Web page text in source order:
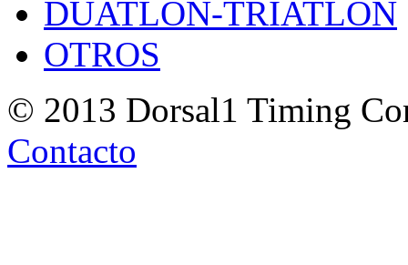
DUATLON-TRIATLON
OTROS
© 2013 Dorsal1 Timing
Contacto